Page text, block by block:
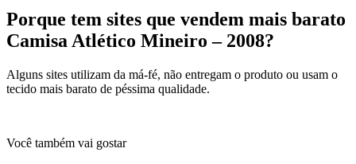
Porque tem sites que vendem mais barato
Camisa Atlético Mineiro – 2008?
Alguns sites utilizam da má-fé, não entregam o produto ou usam o
tecido mais barato de péssima qualidade.
Você também vai gostar